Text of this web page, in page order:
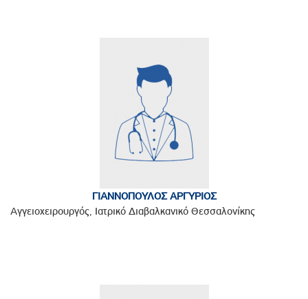
ΓΙΑΝΝΟΠΟΥΛΟΣ ΑΡΓΥΡΙΟΣ
Αγγειοχειρουργός, Ιατρικό Διαβαλκανικό Θεσσαλονίκης